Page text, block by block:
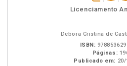
disponível
Licenciamento
Debora Cristina de
ISBN:
Páginas:
Publicado em: